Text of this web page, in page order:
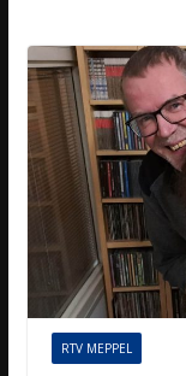
RTV MEPPEL